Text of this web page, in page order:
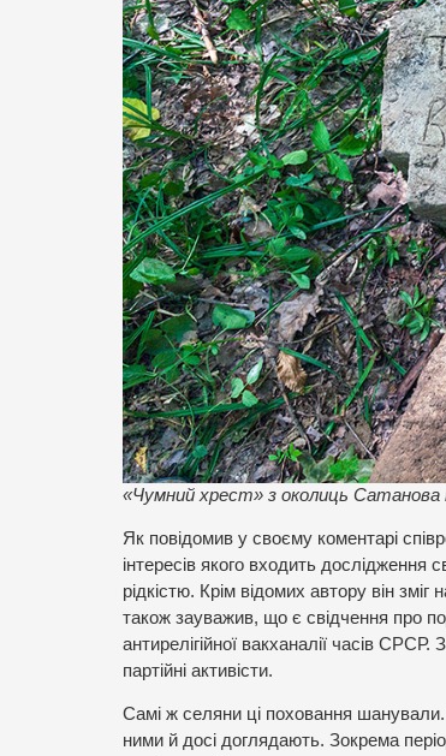
«Чумний хрест» з околиць Сатанова
Як повідомив у своєму коментарі
інтересів якого входить дослідження
рідкістю. Крім відомих автору він
також зауважив, що є свідчення про
антирелігійної вакханалії часів
партійні активісти.
Самі ж селяни ці поховання
ними й досі доглядають. Зокрема